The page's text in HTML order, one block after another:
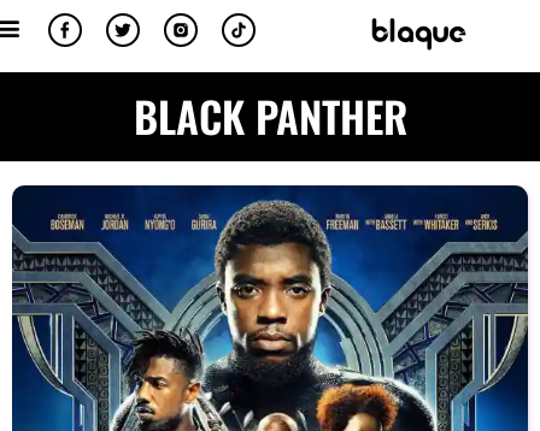
BLACK PANTHER